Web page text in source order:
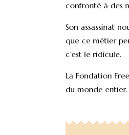
confronté à des
Son assassinat
que ce métier
c’est le ridicule.
La Fondation
du monde entier.